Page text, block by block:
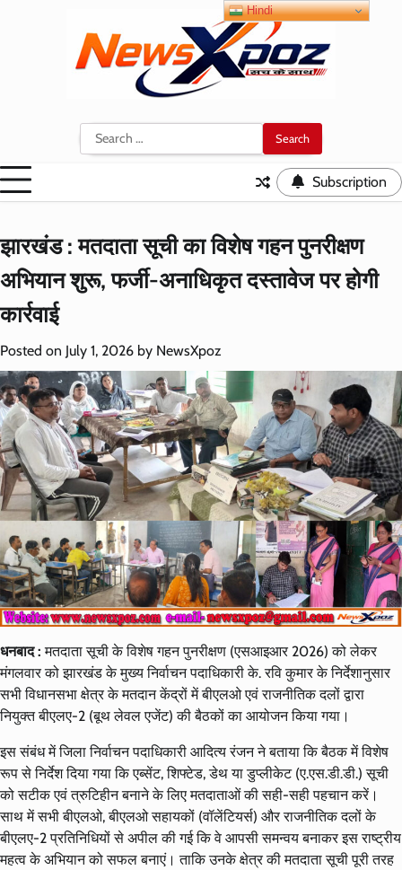
Search
for:
Subscription
झारखंड : मतदाता सूची का विशेष गहन पुनरीक्षण
अभियान शुरू, फर्जी-अनाधिकृत दस्तावेज पर होगी
कार्रवाई
Posted on July 1, 2026 by NewsXpoz
धनबाद :मतदाता सूची के विशेष गहन पुनरीक्षण (एसआइआर 2026) को लेकर
मंगलवार को झारखंड के मुख्य निर्वाचन पदाधिकारी के. रवि कुमार के निर्देशानुसार
सभी विधानसभा क्षेत्र के मतदान केंद्रों में बीएलओ एवं राजनीतिक दलों द्वारा
नियुक्त बीएलए-2 (बूथ लेवल एजेंट) की बैठकों का आयोजन किया गया।
इस संबंध में जिला निर्वाचन पदाधिकारी आदित्य रंजन ने बताया कि बैठक में विशेष
रूप से निर्देश दिया गया कि एब्सेंट, शिफ्टेड, डेथ या डुप्लीकेट (ए.एस.डी.डी.) सूची
को सटीक एवं त्रुटिहीन बनाने के लिए मतदाताओं की सही-सही पहचान करें।
साथ में सभी बीएलओ, बीएलओ सहायकों (वॉलेंटियर्स) और राजनीतिक दलों के
बीएलए-2 प्रतिनिधियों से अपील की गई कि वे आपसी समन्वय बनाकर इस राष्ट्रीय
महत्व के अभियान को सफल बनाएं। ताकि उनके क्षेत्र की मतदाता सूची पूरी तरह
Hindi